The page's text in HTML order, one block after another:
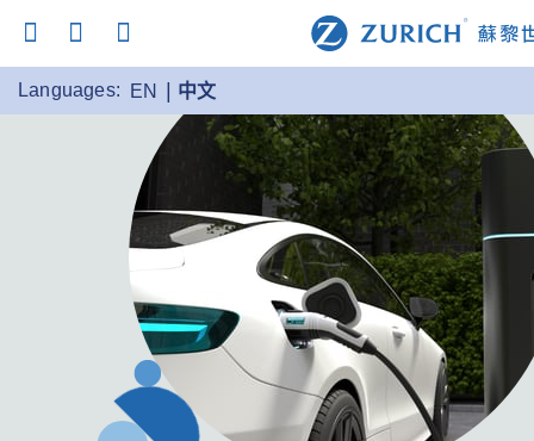
Languages: EN 中文